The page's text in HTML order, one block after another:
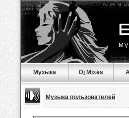
Музыка Dj Mixes
Музыка пользователей